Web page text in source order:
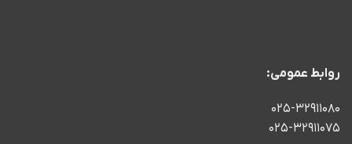
روابط عمومی:
۰۲۵-۳۲۹۱۱۰۸۰
۰۲۵-۳۲۹۱۱۰۷۵